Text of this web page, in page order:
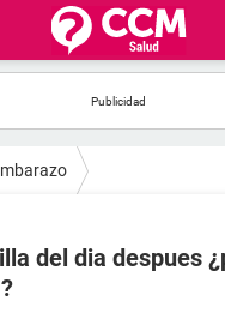
del dia despues